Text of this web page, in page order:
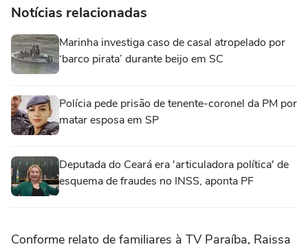
Notícias relacionadas
Marinha investiga caso de casal atropelado por
‘barco pirata’ durante beijo em SC
Polícia pede prisão de tenente-coronel da PM por
matar esposa em SP
Deputada do Ceará era 'articuladora política' de
esquema de fraudes no INSS, aponta PF
Conforme relato de familiares à TV Paraíba, Raissa